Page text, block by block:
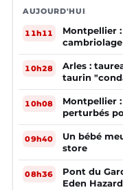
AUJOURD'HUI
11h11
Montpellier
10h28
Arles :
taurin
10h08
Montpellier
perturbés
09h40
Un bébé
store
08h36
Pont du
Eden